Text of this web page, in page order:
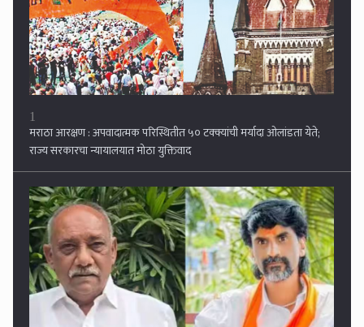
1
मराठा आरक्षण : अपवादात्मक परिस्थितीत ५० टक्क्यांची मर्यादा ओलांडता येते;
राज्य सरकारचा न्यायालयात मोठा युक्तिवाद